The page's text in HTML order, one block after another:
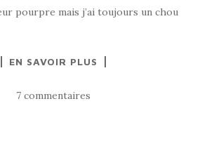
pourpre mais j’ai toujours un chou
EN SAVOIR PLUS
7 commentaires